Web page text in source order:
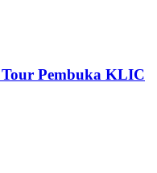
Pembuka KLIC